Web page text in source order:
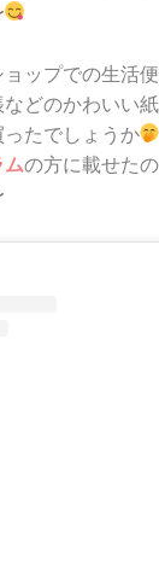
ップでの生活
どのかわいい紙
たでしょうか
ムの方に載せた